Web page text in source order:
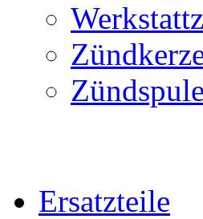
Ersatzteile